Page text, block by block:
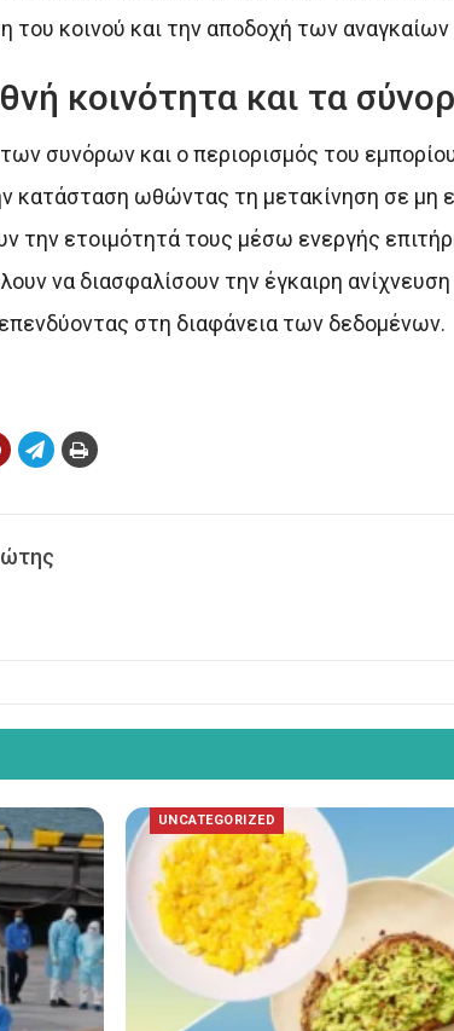
του κοινού και την αποδοχή των
κοινότητα και τα
συνόρων και ο περιορισμός του
κατάσταση ωθώντας τη μετακίνηση σε μη
την ετοιμότητά τους μέσω ενεργής
να διασφαλίσουν την έγκαιρη
στη διαφάνεια των δεδομένων.
UNCATEGORIZED